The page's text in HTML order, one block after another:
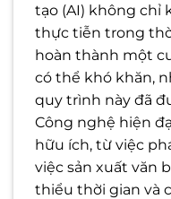
tạo (AI) không chỉ
thực tiễn trong
hoàn thành một
có thể khó khăn,
quy trình này đã
Công nghệ hiện
hữu ích, từ việc
việc sản xuất văn
thiểu thời gian và